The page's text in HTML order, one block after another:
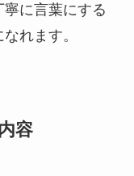
に言葉にする
れます。
容